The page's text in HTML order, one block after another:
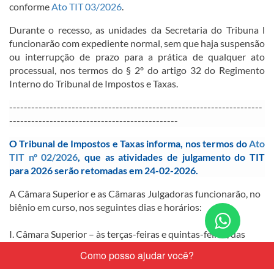
nos
conformeAto TIT 03/2026​.​
Durante o recesso, as unidades da Secretaria do Tribuna l
funcionarão com expediente normal, sem que haja suspensão
ou interrupção de prazo para a prática de qualquer ato
proces​sual, nos termos do § 2º do artigo 32 do Regimento
Interno do Tribunal de Impostos e Taxas.
---------------------------------------------------------------------
----------------------------------------------
​O Tribunal de Impostos e Taxas informa, nos termos doAto
TIT nº 02/2026​, que as atividades de julgamento do TIT
para 2026 serão retomadas em 24-02-2026.​
A Câmara Superior e as Câmaras Julgadoras funcionarão, no
biênio em curso, nos seguintes dias ​e horários:
I. Câmara Superior – às terças-feiras e quintas-feiras, das
I. Primeira e Segunda Câmaras Julgadoras – às terças-feiras